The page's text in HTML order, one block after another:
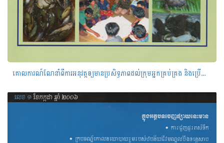
គោលការណ៍ណែនាំពីការអនុវត្តឲ្យមានប្រសិទ្ធភាពដល់ក្រុមអ្នកគ្រប់គ្រង និងប្រើបា្រស់ធនធានជលផលក្នុងមូលដ្ឋាន